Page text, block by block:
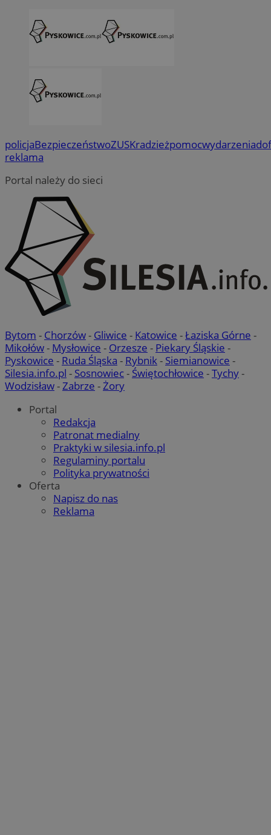
policjaBezpieczeństwoZUSKradzieżpomocwydarzenia
reklama
Portal należy do sieci
Bytom - Chorzów- Gliwice - Katowice -Łaziska Górne -
Mikołów- Mysłowice - Orzesze - Piekary Śląskie -
Pyskowice - Ruda Śląska - Rybnik- Siemianowice -
Silesia.info.pl - Sosnowiec- Świętochłowice -Tychy-
Wodzisław-Zabrze -Żory
Portal
Redakcja
Patronat medialny
Praktyki w silesia.info.pl
Regulaminy portalu
Polityka prywatności
Oferta
Napisz do nas
Reklama